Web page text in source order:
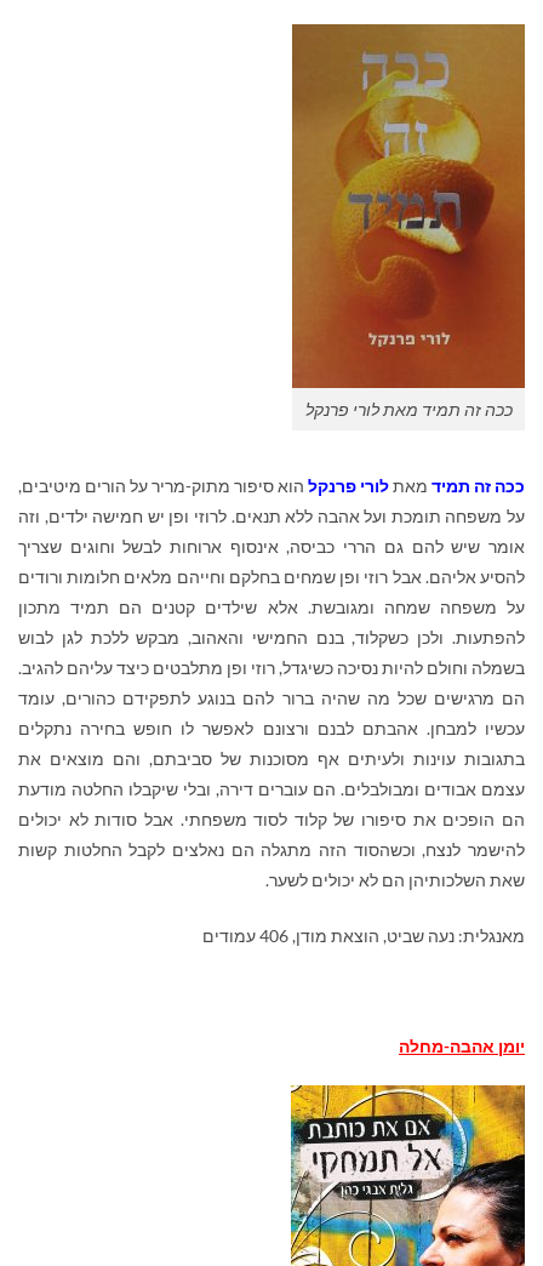
ככה זה תמיד מאת לורי פרנקל
ככה זה תמיד מאתלורי פרנקל הוא סיפור מתוק-מריר על הורים מיטיבים,
על משפחה תומכת ועל אהבה ללא תנאים. לרוזי ופן יש חמישה ילדים, וזה
אומר שיש להם גם הררי כביסה, אינסוף ארוחות לבשל וחוגים שצריך
להסיע אליהם. אבל רוזי ופן שמחים בחלקם וחייהם מלאים חלומות ורודים
על משפחה שמחה ומגובשת. אלא שילדים קטנים הם תמיד מתכון
להפתעות. ולכן כשקלוד, בנם החמישי והאהוב, מבקש ללכת לגן לבוש
בשמלה וחולם להיות נסיכה כשיגדל, רוזי ופן מתלבטים כיצד עליהם להגיב.
הם מרגישים שכל מה שהיה ברור להם בנוגע לתפקידם כהורים, עומד
עכשיו למבחן. אהבתם לבנם ורצונם לאפשר לו חופש בחירה נתקלים
בתגובות עוינות ולעיתים אף מסוכנות של סביבתם, והם מוצאים את
עצמם אבודים ומבולבלים. הם עוברים דירה, ובלי שיקבלו החלטה מודעת
הם הופכים את סיפורו של קלוד לסוד משפחתי. אבל סודות לא יכולים
להישמר לנצח, וכשהסוד הזה מתגלה הם נאלצים לקבל החלטות קשות
שאת השלכותיהן הם לא יכולים לשער.
מאנגלית: נעה שביט, הוצאת מודן, 406 עמודים
יומן אהבה-מחלה